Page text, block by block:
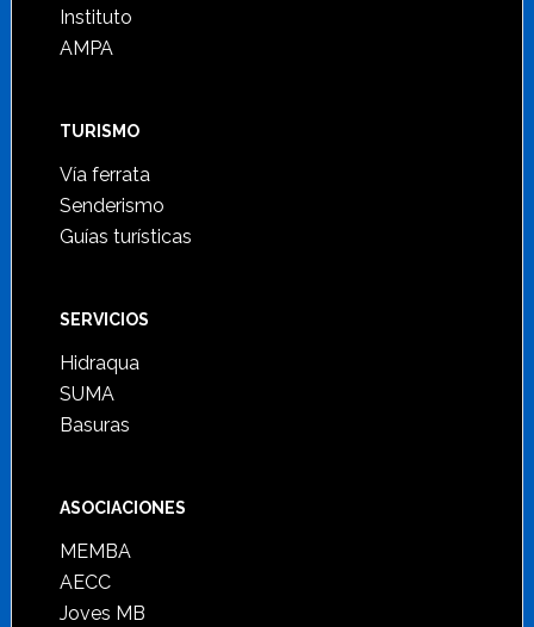
Instituto
AMPA
TURISMO
Vía ferrata
Senderismo
Guías turísticas
SERVICIOS
Hidraqua
SUMA
Basuras
ASOCIACIONES
MEMBA
AECC
Joves MB